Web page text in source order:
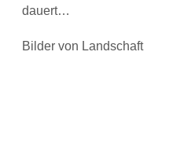
dauert…
Bilder von Landschaft